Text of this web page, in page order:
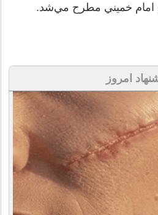
امام خميني مطرح مي‌شد.
امروز